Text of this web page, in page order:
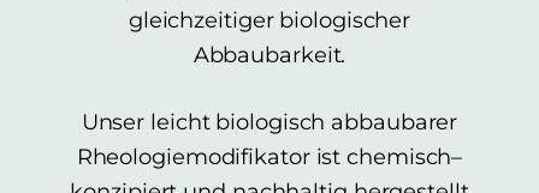
gleichzeitiger biologischer
Abbaubarkeit.
Unser leicht biologisch abbaubarer
Rheologiemodifikator ist chemisch–